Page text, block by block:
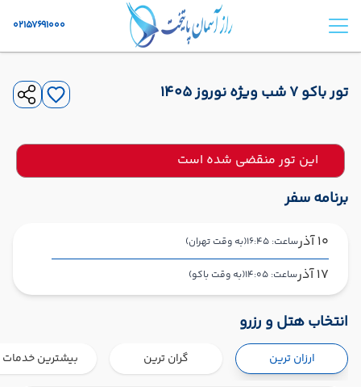
02157691000
تور باکو ۷ شب ویژه نوروز 1405
این تور منقضی شده است
برنامه سفر
10 آذر ساعت: 16:45 (به وقت تهران)
17 آذر ساعت: 14:05 (به وقت باکو)
شروع سفر تهران ,
فرودگاه بین‌المللی امام خمینی IKA
باکو , فرودگاه بین‌المللی حیدر علی‌اف GYD
نوع سفر :هوایی (Economy) ایران ایر
انتخاب هتل و رزرو
ارزان ترین گران ترین بیشترین خدمات